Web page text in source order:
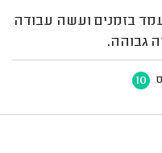
בזמנים ועשה עבודה
גבוהה.
10